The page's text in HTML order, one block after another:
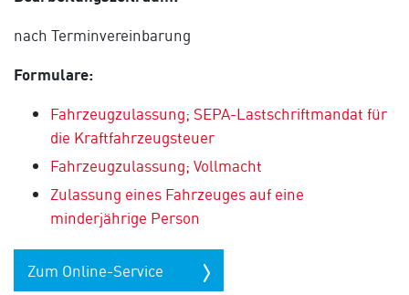
nach Terminvereinbarung
Formulare:
Fahrzeugzulassung; SEPA-Lastschriftmandat für
die Kraftfahrzeugsteuer
Fahrzeugzulassung; Vollmacht
Zulassung eines Fahrzeuges auf eine
minderjährige Person
Zum Online-Service